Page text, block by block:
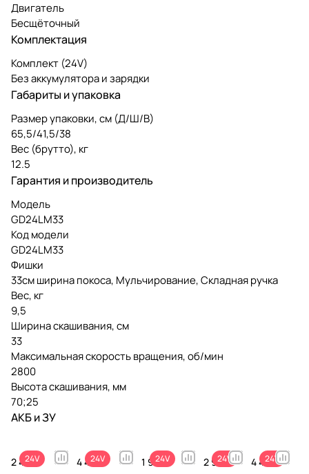
Двигатель
Бесщёточный
Комплектация
Комплект (24V)
Без аккумулятора и зарядки
Габариты и упаковка
Размер упаковки, см (Д/Ш/В)
65,5/41,5/38
Вес (брутто), кг
12.5
Гарантия и производитель
Модель
GD24LM33
Код модели
GD24LM33
Фишки
33см ширина покоса, Мульчирование, Складная ручка
Вес, кг
9,5
Ширина скашивания, см
33
Максимальная скорость вращения, об/мин
2800
Высота скашивания, мм
70;25
АКБ и ЗУ
24V
2 490 ₽
24V
4 490 ₽
24V
1 990 ₽
24V
2 990 ₽
24V
4 491 ₽